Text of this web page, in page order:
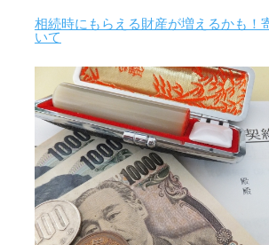
相続時にもらえる財産が増えるかも！
いて